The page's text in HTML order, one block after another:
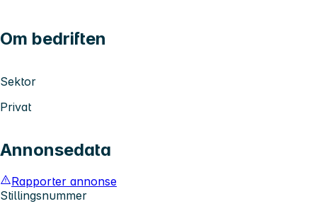
Om bedriften
Sektor
Privat
Annonsedata
Rapporter annonse
Stillingsnummer